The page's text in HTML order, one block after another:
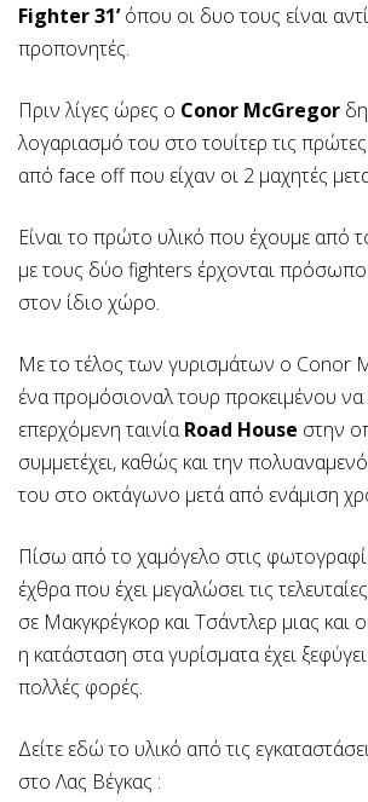
Fighter 31’όπου οι δυο τους είναι
προπονητές.
Πριν λίγες ώρες ο Conor McGregor
λογαριασμό του στο τουίτερ τις
από face off που είχαν οι 2 μαχητές
Είναι το πρώτο υλικό που έχουμε από
με τους δύο fighters έρχονται
στον ίδιο χώρο.
Με το τέλος των γυρισμάτων ο Conor
ένα προμόσιοναλ τουρ προκειμένου
επερχόμενη ταινίαRoad House στην
συμμετέχει, καθώς και την
του στο οκτάγωνο μετά από ενάμιση
Πίσω από το χαμόγελο στις
έχθρα που έχει μεγαλώσει τις
σε Μακγκρέγκορ και Τσάντλερ μιας και
η κατάσταση στα γυρίσματα έχει
πολλές φορές.
Δείτε εδώ το υλικό από τις
στο Λας Βέγκας :